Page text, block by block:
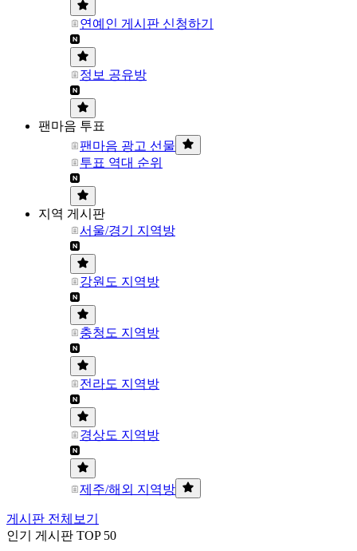
연예인 게시판 신청하기
정보 공유방
팬마음 투표
팬마음 광고 선물
투표 역대 순위
지역 게시판
서울/경기 지역방
강원도 지역방
충청도 지역방
전라도 지역방
경상도 지역방
제주/해외 지역방
게시판 전체보기
인기 게시판 TOP 50